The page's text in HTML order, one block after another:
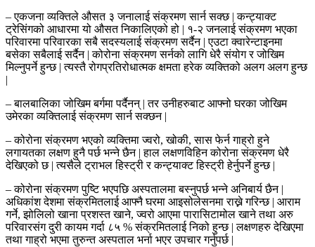
– एकजना व्यक्तिले औसत ३ जनालाई संक्रमण सार्न सक्छ | कन्ट्याक्ट
ट्रेसिंगको आधारमा यो औसत निकालिएको हो | १-२ जनलाई संक्रमण भएका
परिवारमा परिवारका सबै सदस्यलाई संक्रमण सर्दैन | एउटा क्वारेन्टाइनमा
बसेका सबैलाई सर्दैन | कोरोना संक्रमण सर्नको लागि धेरै संयोग र जोखिम
मिल्नुपर्ने हुन्छ | त्यस्तै रोगप्रतिरोधात्मक क्षमता हरेक व्यक्तिको अलग अलग हुन्छ
|
– बालबालिका जोखिम बर्गमा पर्दैनन् | तर उनीहरुबाट आफ्नो घरका जोखिम
उमेरका व्यक्तिलाई संक्रमण सार्न सक्छन |
– कोरोना संक्रमण भएको व्यक्तिमा ज्वरो, खोकी, सास फेर्न गाह्रो हुने
लगायतका लक्षण हुनै पर्छ भन्ने छैन | हाल लक्षणविहिन कोरोना संक्रमण धेरै
देखिएको छ | त्यसैले ट्राभल हिस्ट्री र कन्ट्याक्ट हिस्ट्री हेर्नुपर्ने हुन्छ |
– कोरोना संक्रमण पुष्टि भएपछि अस्पतालमा बस्नुपर्छ भन्ने अनिबार्य छैन |
अधिकांश देशमा संक्रमितलाई आफ्नै घरमा आइसोलेसनमा राख्ने गरिन्छ | आराम
गर्ने, झोलिलो खाना प्रशस्त खाने, ज्वरो आएमा पारासिटामोल खाने तथा अरु
परिवारसंग दुरी कायम गर्दा ८५ % संक्रमितलाई निको हुन्छ | लक्षणहरु देखिएमा
तथा गाह्रो भएमा तुरुन्त अस्पताल भर्ना भएर उपचार गर्नुपर्छ |